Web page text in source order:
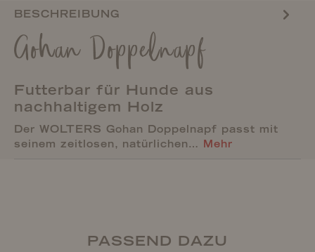
BESCHREIBUNG
Gohan Doppelnapf
Futterbar für Hunde aus
nachhaltigem Holz
Der WOLTERS Gohan Doppelnapf passt mit
seinem zeitlosen, natürlichen… Mehr
PASSEND DAZU